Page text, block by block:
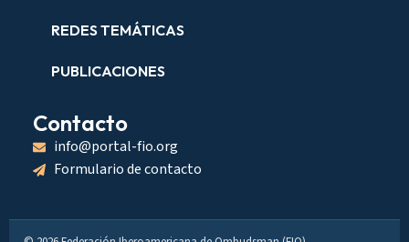
REDES TEMÁTICAS
PUBLICACIONES
Contacto
info@portal-fio.org
Formulario de contacto